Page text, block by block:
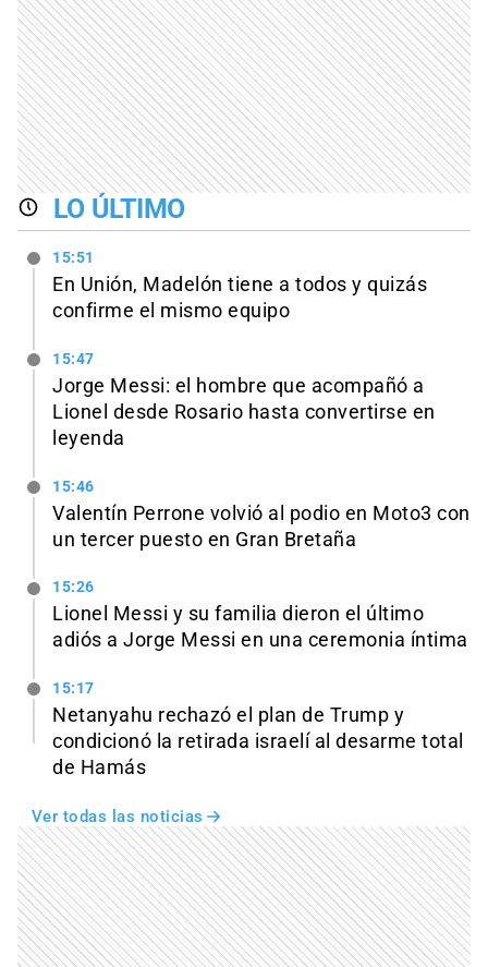
LO ÚLTIMO
15:51
En Unión, Madelón tiene a todos y quizás
confirme el mismo equipo
15:47
Jorge Messi: el hombre que acompañó a
Lionel desde Rosario hasta convertirse en
leyenda
15:46
Valentín Perrone volvió al podio en Moto3 con
un tercer puesto en Gran Bretaña
15:26
Lionel Messi y su familia dieron el último
adiós a Jorge Messi en una ceremonia íntima
15:17
Netanyahu rechazó el plan de Trump y
condicionó la retirada israelí al desarme total
de Hamás
Ver todas las noticias